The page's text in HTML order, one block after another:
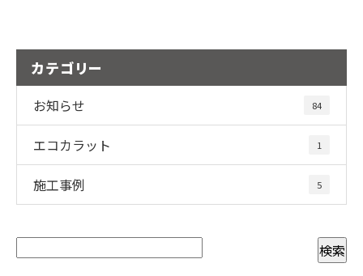
カテゴリー
お知らせ 84
エコカラット 1
施工事例 5